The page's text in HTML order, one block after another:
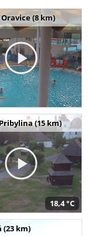
(8 km)
(15 km)
18,4 °C
(23 km)